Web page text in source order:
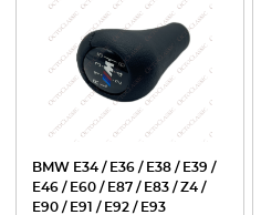
BMW E34 / E36 / E38 / E39 /
E46 / E60 / E87 / E83 / Z4 /
E90 / E91 / E92 / E93